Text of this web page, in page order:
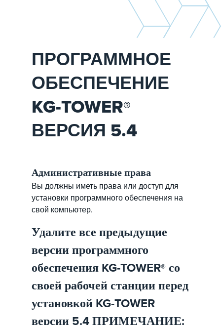
ПРОГРАММНОЕ
ОБЕСПЕЧЕНИЕ
KG-TOWER®
ВЕРСИЯ 5.4
Административные права
Вы должны иметь права или доступ для
установки программного обеспечения на
свой компьютер.
Удалите все предыдущие
версии программного
обеспечения KG-TOWER® со
своей рабочей станции перед
установкой KG-TOWER
версии 5.4 ПРИМЕЧАНИЕ: